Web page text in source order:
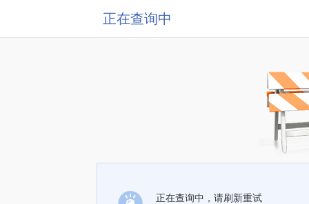
正在查询中
正在查询中，请刷新重试